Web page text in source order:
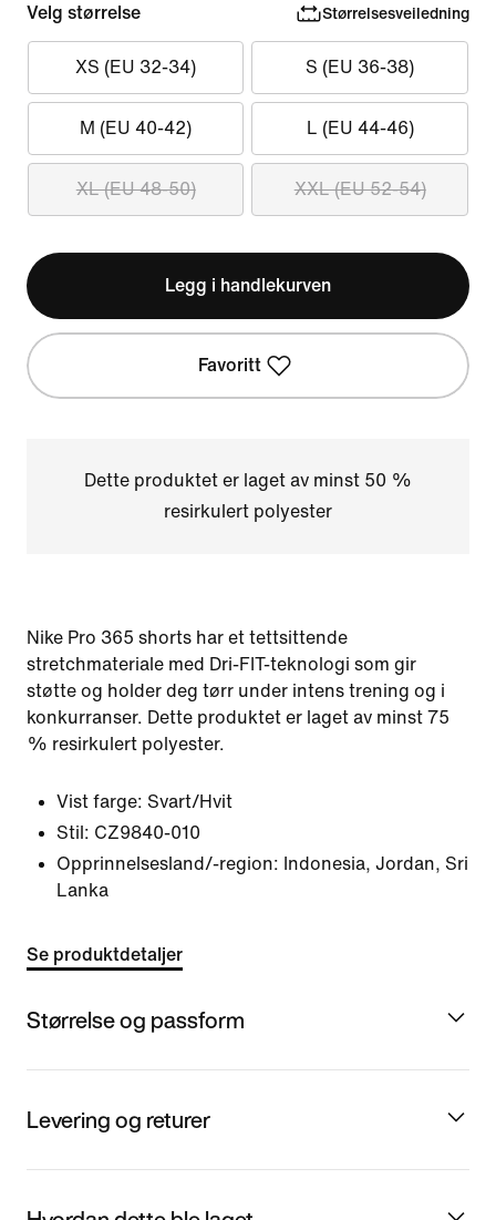
Velg størrelse Størrelsesveiledning
XS (EU 32-34) S (EU 36-38)
M (EU 40-42) L (EU 44-46)
XL (EU 48-50) XXL (EU 52-54)
Legg i handlekurven
Favoritt
Dette produktet er laget av minst 50 %
resirkulert polyester
Nike Pro 365 shorts har et tettsittende
stretchmateriale med Dri-FIT-teknologi som gir
støtte og holder deg tørr under intens trening og i
konkurranser. Dette produktet er laget av minst 75
% resirkulert polyester.
Vist farge: Svart/Hvit
Stil: CZ9840-010
Opprinnelsesland/-region: Indonesia, Jordan, Sri
Lanka
Se produktdetaljer
Størrelse og passform
Levering og returer